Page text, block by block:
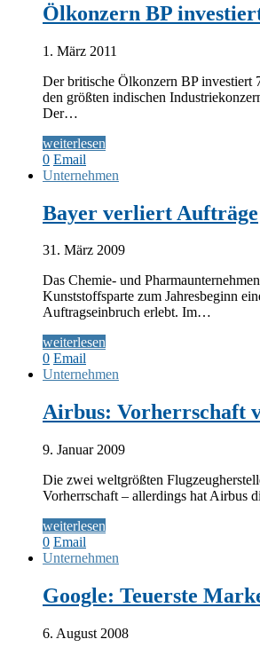
Ölkonzern BP
1. März 2011
Der britische Ölkonzern BP
den größten indischen
Der…
weiterlesen
0 Email
Unternehmen
Bayer verliert Aufträge
31. März 2009
Das Chemie- und
Kunststoffsparte zum Jahresbeginn
Auftragseinbruch erlebt. Im…
weiterlesen
0 Email
Unternehmen
Airbus: Vorherrschaft
9. Januar 2009
Die zwei weltgrößten
Vorherrschaft – allerdings hat Airbus
weiterlesen
0 Email
Unternehmen
Google: Teuerste
6. August 2008